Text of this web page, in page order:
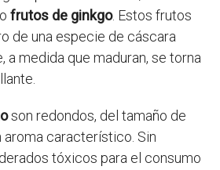
frutos de ginkgo. Estos frutos
de una especie de cáscara
a medida que maduran, se torna
son redondos, del tamaño de
aroma característico. Sin
tóxicos para el consumo